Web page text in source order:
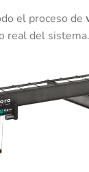
el proceso de
real del sistema.